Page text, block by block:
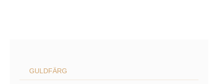
GULDFÄRG